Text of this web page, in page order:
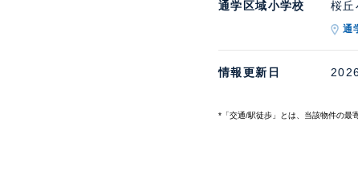
通学区域小学校 桜
通
情報更新日
*「交通/駅徒歩」とは、当該物件の最